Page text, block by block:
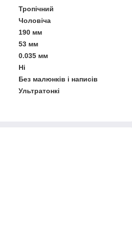
Тропічний
Чоловіча
190 мм
53 мм
0.035 мм
Ні
Без малюнків і написів
Ультратонкі